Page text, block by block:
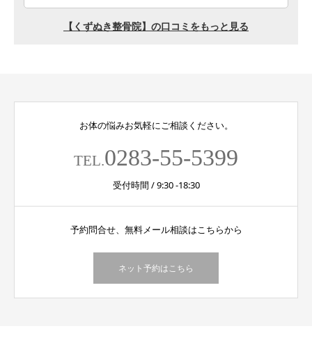
お体の悩みお気軽にご相談ください。
TEL.0283-55-5399
受付時間 / 9:30 -18:30
予約問合せ、無料メール相談はこちらから
ネット予約はこちら